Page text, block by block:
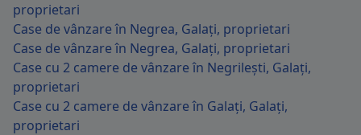
proprietari
Case de vânzare în Negrea, Galați, proprietari
Case de vânzare în Negrea, Galați, proprietari
Case cu 2 camere de vânzare în Negrilești, Galați,
proprietari
Case cu 2 camere de vânzare în Galați, Galați,
proprietari